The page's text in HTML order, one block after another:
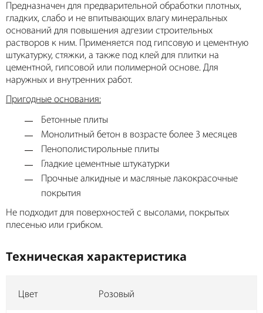
Предназначен для предварительной обработки плотных,
гладких, слабо и не впитывающих влагу минеральных
оснований для повышения адгезии строительных
растворов к ним. Применяется под гипсовую и цементную
штукатурку, стяжки, а также под клей для плитки на
цементной, гипсовой или полимерной основе. Для
наружных и внутренних работ.
Пригодные основания:
Бетонные плиты
Монолитный бетон в возрасте более 3 месяцев
Пенополистирольные плиты
Гладкие цементные штукатурки
Прочные алкидные и масляные лакокрасочные
покрытия
Не подходит для поверхностей с высолами, покрытых
плесенью или грибком.
Техническая характеристика
Цвет Розовый